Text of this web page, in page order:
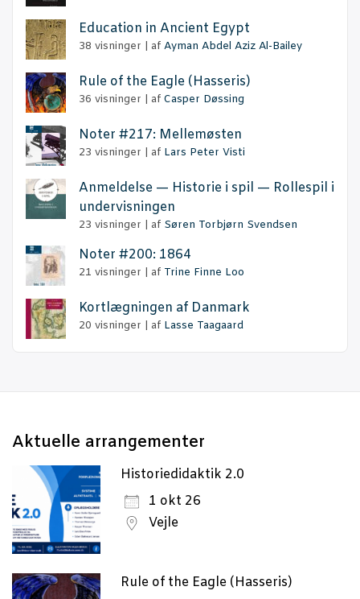
Educa­tion in Anci­ent Egypt
38 visninger af Ayman Abdel Aziz Al-Bailey
Rule of the Eag­le (Has­se­ris)
36 visninger af Casper Døssing
Noter #217: Mellemøsten
23 visninger af Lars Peter Visti
Anmel­del­se — Histo­rie i spil — Rol­le­spil i
undervisningen
23 visninger af Søren Torbjørn Svendsen
Noter #200: 1864
21 visninger af Trine Finne Loo
Kort­læg­nin­gen af Danmark
20 visninger af Lasse Taagaard
Aktu­el­le arrangementer
Historiedidaktik 2.0
1 okt 26
Vejle
Rule of the Eagle (Hasseris)